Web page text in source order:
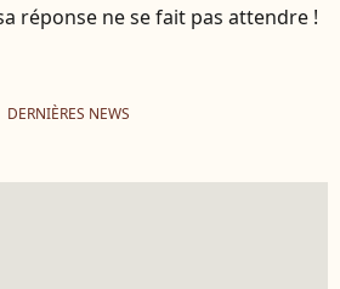
réponse ne se fait pas attendre !
DERNIÈRES NEWS